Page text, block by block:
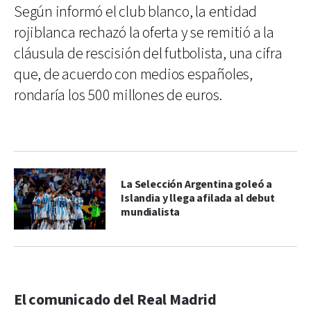
Según informó el club blanco, la entidad
rojiblanca rechazó la oferta y se remitió a la
cláusula de rescisión del futbolista, una cifra
que, de acuerdo con medios españoles,
rondaría los 500 millones de euros.
La Selección Argentina goleó a
Islandia y llega afilada al debut
mundialista
El comunicado del Real Madrid